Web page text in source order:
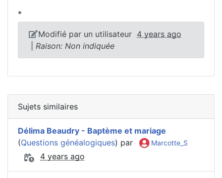
*
Modifié par un utilisateur 4 years ago
Raison: Non indiquée
Sujets similaires
Délima Beaudry - Baptème et mariage
(Questions généalogiques) par Marcotte_S
4 years ago